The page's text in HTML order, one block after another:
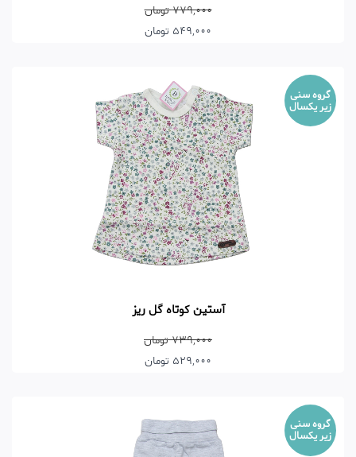
779,000 تومان
549,000 تومان
گروه سنی
زیر یکسال
آستین کوتاه گل ریز
739,000 تومان
529,000 تومان
گروه سنی
زیر یکسال